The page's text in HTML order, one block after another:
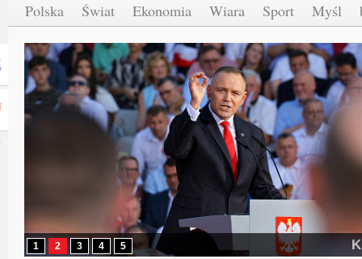
Polska Świat Ekonomia Wiara Sport Myśl
1 2 3 4 5